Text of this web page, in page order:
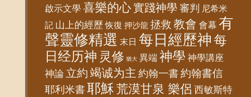
啟示文學 喜樂的心實踐神學 審判 尼希米
記 山上的經歷 恢復 押沙龍 拯救 教會 會幕 有
聲靈修精選 末日 每日經歷神 每
日经历神 灵修 猶大 異端 神學 神學講座
神論 立約 竭诚为主 約翰一書 約翰書信
耶利米書 耶穌荒漠甘泉 樂侶 西敏斯特